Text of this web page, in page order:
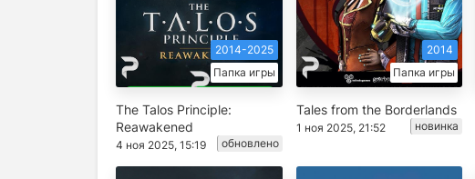
Папка игры
2014-2025
The Talos Principle:
Reawakened
4 ноя 2025, 15:19 обновлено
Папка игры
2014
Tales from the Borderlands
1 ноя 2025, 21:52 новинка